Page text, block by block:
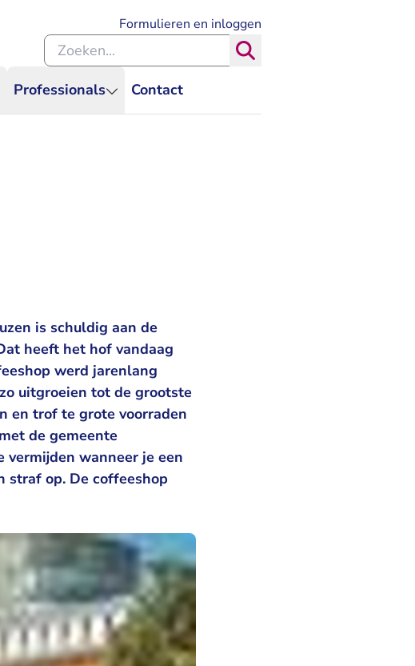
Professionals Contact
Formulieren en inloggen
Zoeken binnen de Rechtspraak
is schuldig aan de
heeft het hof vandaag
werd jarenlang
uitgroeien tot de grootste
en trof te grote voorraden
de gemeente
wanneer je een
straf op. De coffeeshop